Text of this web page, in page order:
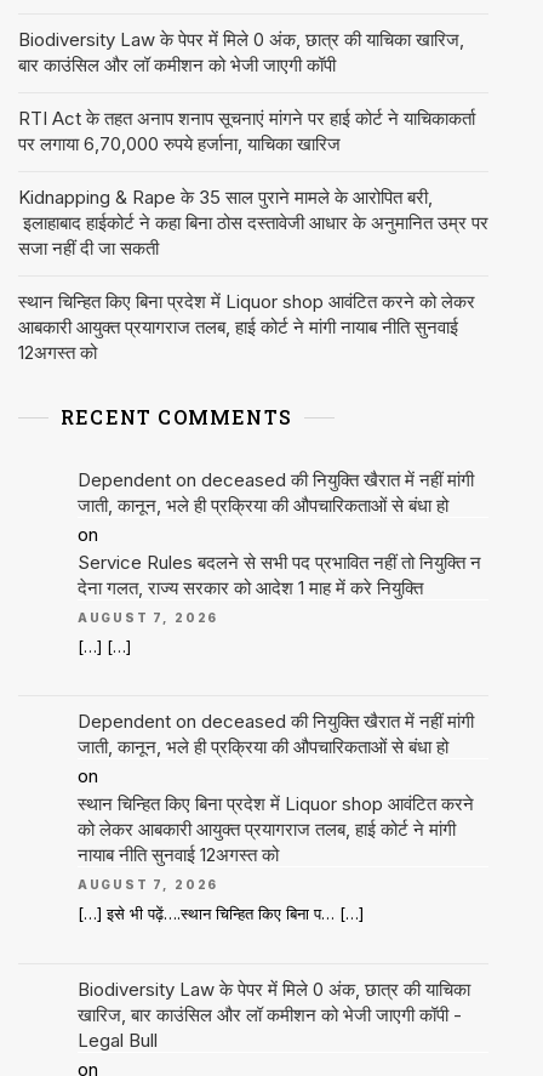
Biodiversity Law के पेपर में मिले 0 अंक, छात्र की याचिका खारिज,
बार काउंसिल और लॉ कमीशन को भेजी जाएगी कॉपी
RTI Act के तहत अनाप शनाप सूचनाएं मांगने पर हाई कोर्ट ने याचिकाकर्ता
पर लगाया 6,70,000 रुपये हर्जाना, याचिका खारिज
Kidnapping & Rape के 35 साल पुराने मामले के आरोपित बरी,
इलाहाबाद हाईकोर्ट ने कहा बिना ठोस दस्तावेजी आधार के अनुमानित उम्र पर
सजा नहीं दी जा सकती
स्थान चिन्हित किए बिना प्रदेश में Liquor shop आवंटित करने को लेकर
आबकारी आयुक्त प्रयागराज तलब, हाई कोर्ट ने मांगी नायाब नीति सुनवाई
12अगस्त को
RECENT COMMENTS
Dependent on deceased की नियुक्ति खैरात में नहीं मांगी
जाती, कानून, भले ही प्रक्रिया की औपचारिकताओं से बंधा हो
on
Service Rules बदलने से सभी पद प्रभावित नहीं तो नियुक्ति न
देना गलत, राज्य सरकार को आदेश 1 माह में करे नियुक्ति
AUGUST 7, 2026
[…] […]
Dependent on deceased की नियुक्ति खैरात में नहीं मांगी
जाती, कानून, भले ही प्रक्रिया की औपचारिकताओं से बंधा हो
on
स्थान चिन्हित किए बिना प्रदेश में Liquor shop आवंटित करने
को लेकर आबकारी आयुक्त प्रयागराज तलब, हाई कोर्ट ने मांगी
नायाब नीति सुनवाई 12अगस्त को
AUGUST 7, 2026
[…] इसे भी पढ़ें….स्थान चिन्हित किए बिना प… […]
Biodiversity Law के पेपर में मिले 0 अंक, छात्र की याचिका
खारिज, बार काउंसिल और लॉ कमीशन को भेजी जाएगी कॉपी -
Legal Bull
on